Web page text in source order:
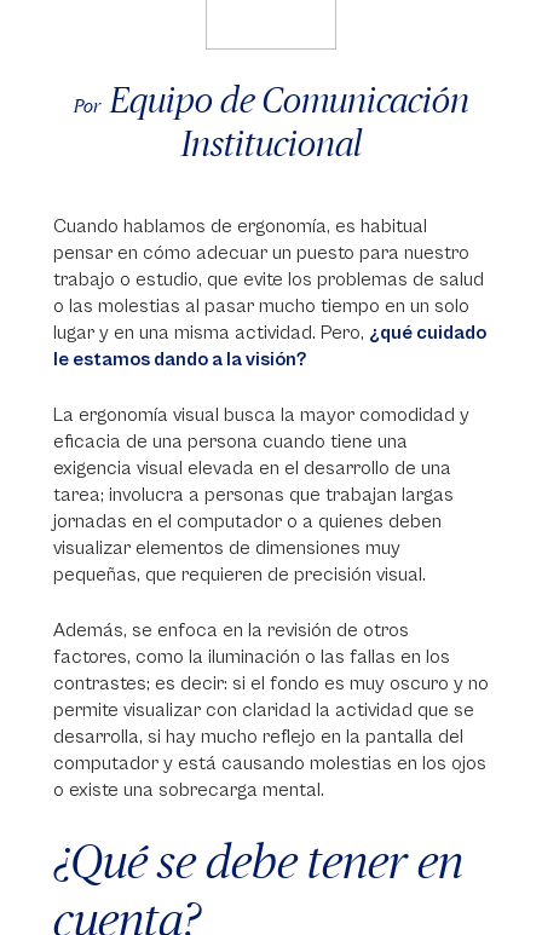
Por Equipo de Comunicación
Institucional
Cuando hablamos de ergonomía, es habitual
pensar en cómo adecuar un puesto para nuestro
trabajo o estudio, que evite los problemas de salud
o las molestias al pasar mucho tiempo en un solo
lugar y en una misma actividad. Pero, ¿qué cuidado
le estamos dando a la visión?
La ergonomía visual busca la mayor comodidad y
eficacia de una persona cuando tiene una
exigencia visual elevada en el desarrollo de una
tarea; involucra a personas que trabajan largas
jornadas en el computador o a quienes deben
visualizar elementos de dimensiones muy
pequeñas, que requieren de precisión visual.
Además, se enfoca en la revisión de otros
factores, como la iluminación o las fallas en los
contrastes; es decir: si el fondo es muy oscuro y no
permite visualizar con claridad la actividad que se
desarrolla, si hay mucho reflejo en la pantalla del
computador y está causando molestias en los ojos
o existe una sobrecarga mental.
¿Qué se debe tener en
cuenta?